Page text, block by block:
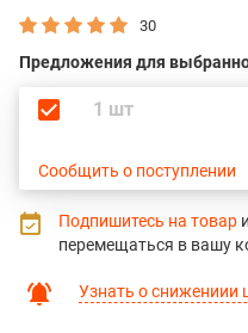
30
Предложения для
1 шт
Сообщить о поступлении
Узнать о снижениии
Подпишитесь на товар
перемещаться в вашу